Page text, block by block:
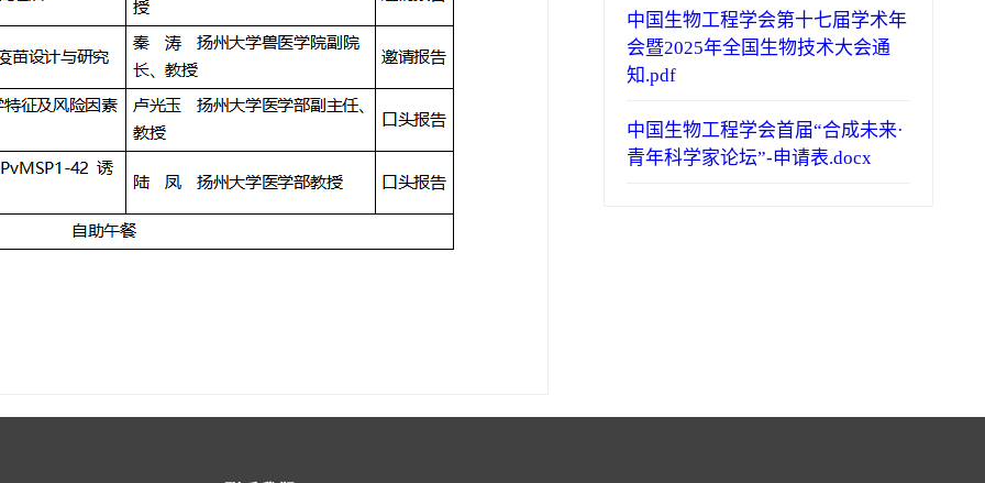
中国生物工程学会第十七届学术年
会暨2025年全国生物技术大会通
知.pdf
中国生物工程学会首届“合成未来·
青年科学家论坛”-申请表.docx